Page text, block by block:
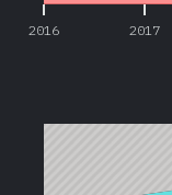
2016 2017